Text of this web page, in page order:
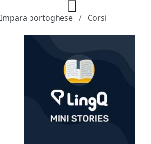
Impara portoghese Corsi